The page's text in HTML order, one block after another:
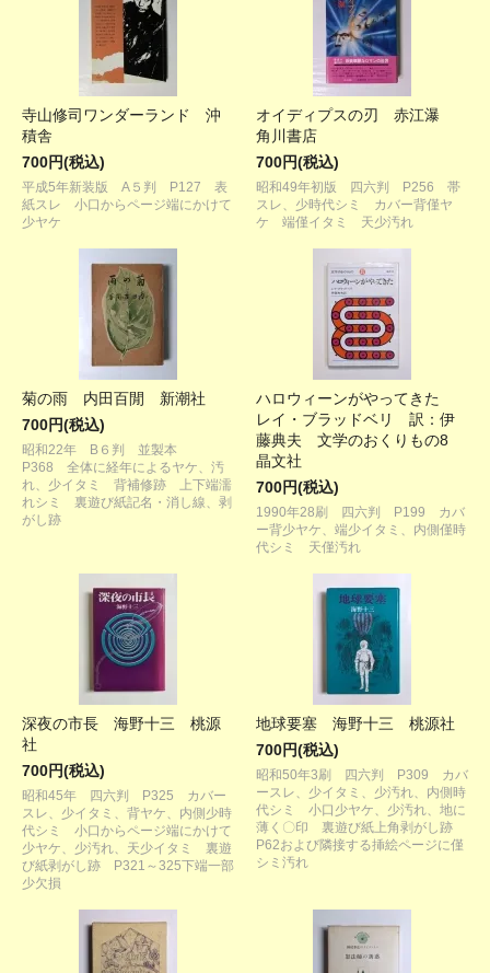
寺山修司ワンダーランド 沖
積舎
700円(税込)
平成5年新装版 A５判 P127 表
紙スレ 小口からページ端にかけて
少ヤケ
オイディプスの刃 赤江瀑
角川書店
700円(税込)
昭和49年初版 四六判 P256 帯
スレ、少時代シミ カバー背僅ヤ
ケ 端僅イタミ 天少汚れ
菊の雨 内田百閒 新潮社
700円(税込)
昭和22年 B６判 並製本
P368 全体に経年によるヤケ、汚
れ、少イタミ 背補修跡 上下端濡
れシミ 裏遊び紙記名・消し線、剥
がし跡
ハロウィーンがやってきた
レイ・ブラッドベリ 訳：伊
藤典夫 文学のおくりもの8
晶文社
700円(税込)
1990年28刷 四六判 P199 カバ
ー背少ヤケ、端少イタミ、内側僅時
代シミ 天僅汚れ
深夜の市長 海野十三 桃源
社
700円(税込)
昭和45年 四六判 P325 カバー
スレ、少イタミ、背ヤケ、内側少時
代シミ 小口からページ端にかけて
少ヤケ、少汚れ、天少イタミ 裏遊
び紙剥がし跡 P321～325下端一部
少欠損
地球要塞 海野十三 桃源社
700円(税込)
昭和50年3刷 四六判 P309 カバ
ースレ、少イタミ、少汚れ、内側時
代シミ 小口少ヤケ、少汚れ、地に
薄く〇印 裏遊び紙上角剥がし跡
P62および隣接する挿絵ページに僅
シミ汚れ